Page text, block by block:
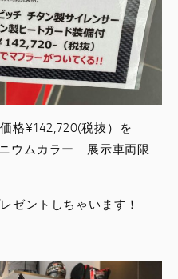
格¥142,720(税抜）を
ウムカラー 展示車両限
ゼントしちゃいます！